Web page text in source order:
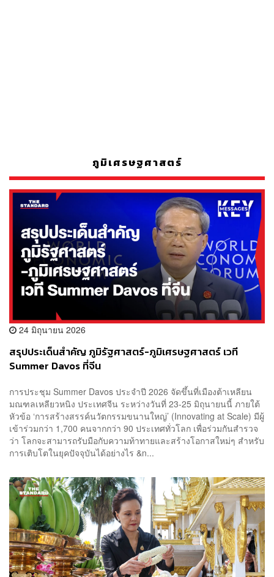
ภูมิเศรษฐศาสตร์
24 มิถุนายน 2026
สรุปประเด็นสำคัญ ภูมิรัฐศาสตร์-ภูมิเศรษฐศาสตร์ เวที
Summer Davos ที่จีน
การประชุม Summer Davos ประจำปี 2026 จัดขึ้นที่เมืองต้าเหลียน
มณฑลเหลียวหนิง ประเทศจีน ระหว่างวันที่ 23-25 มิถุนายนนี้ ภายใต้
หัวข้อ ‘การสร้างสรรค์นวัตกรรมขนานใหญ่’ (Innovating at Scale) มีผู้
เข้าร่วมกว่า 1,700 คนจากกว่า 90 ประเทศทั่วโลก เพื่อร่วมกันสำรวจ
ว่า โลกจะสามารถรับมือกับความท้าทายและสร้างโอกาสใหม่ๆ สำหรับ
การเติบโตในยุคปัจจุบันได้อย่างไร &n...